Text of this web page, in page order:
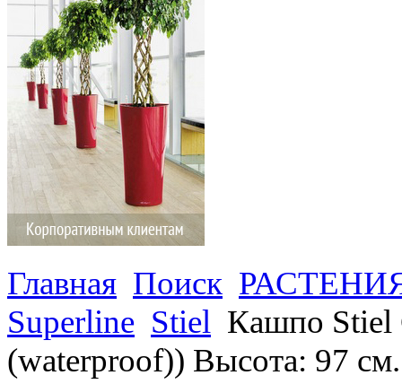
Главная Поиск
Superline Stiel Кашпо Stiel
(waterproof)) Высота: 97